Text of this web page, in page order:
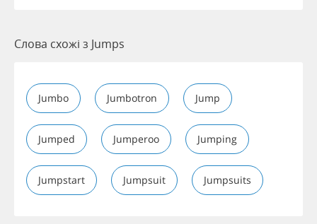
Слова схожі з Jumps
Jumbo Jumbotron Jump
Jumped Jumperoo Jumping
Jumpstart Jumpsuit Jumpsuits